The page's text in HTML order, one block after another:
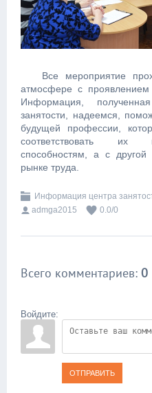
Все мероприятие
атмосфере с проявлением
Информация,
занятости, надеемся,
будущей профессии,
соответствовать их
способностям, а с
рынке труда.
Информация центра
admga2015
0.0/0
Всего комментариев: 0
Войдите:
ОТПРАВИТЬ